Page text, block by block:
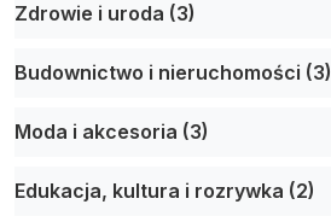
Zdrowie i uroda (3)
Budownictwo i nieruchomości (3)
Moda i akcesoria (3)
Edukacja, kultura i rozrywka (2)